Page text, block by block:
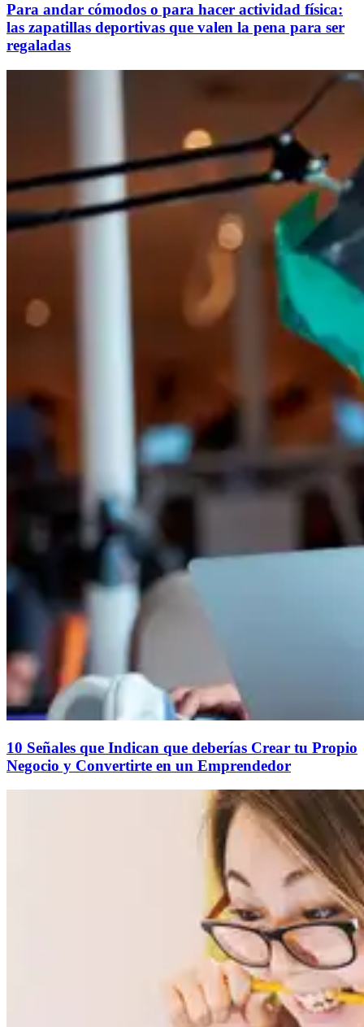
Para andar cómodos o para hacer actividad física:
las zapatillas deportivas que valen la pena para ser
regaladas
10 Señales que Indican que deberías Crear tu Propio
Negocio y Convertirte en un Emprendedor